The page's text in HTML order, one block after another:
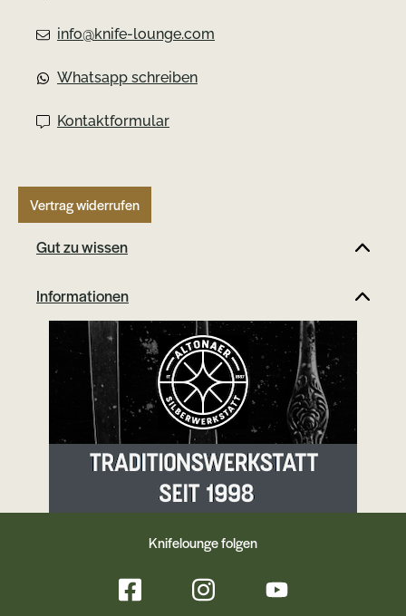
info@knife-lounge.com
Whatsapp schreiben
Kontaktformular
Vertrag widerrufen
Gut zu wissen
Informationen
Knifelounge folgen